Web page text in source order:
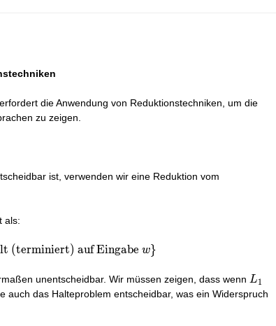
die Anwendung von Reduktionstechniken, um die
zu zeigen.
ist, verwenden wir eine Reduktion vom
als:
lt (terminiert) auf Eingabe w}
unentscheidbar. Wir müssen zeigen, dass wenn L_{1}
L1
auch das Halteproblem entscheidbar, was ein Widerspruch